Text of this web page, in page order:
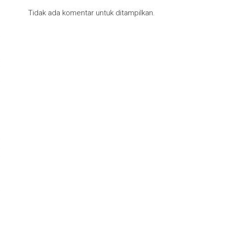
Tidak ada komentar untuk ditampilkan.